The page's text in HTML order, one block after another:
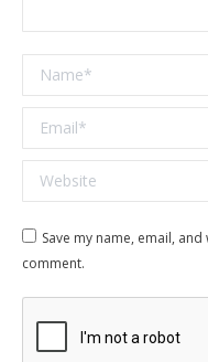
Name *
Email *
Website
Save my name, email,
comment.